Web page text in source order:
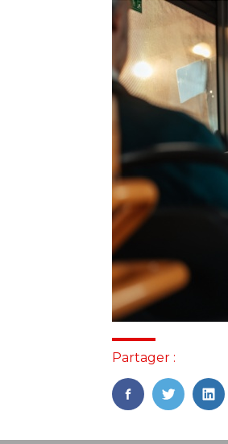
Partager :
FaceBook
Twitter